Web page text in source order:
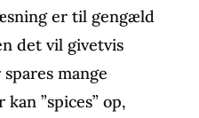
er til gengæld
det vil givetvis
mange
”spices” op,